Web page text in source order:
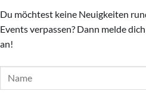
Du möchtest keine Neuigkeiten
Events verpassen? Dann melde
an!